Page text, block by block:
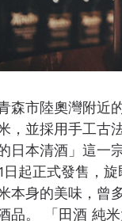
森市陸奧灣附近
，並採用手工古
日本清酒」這一
日起正式發售，
本身的美味，曾
品。 「田酒 純